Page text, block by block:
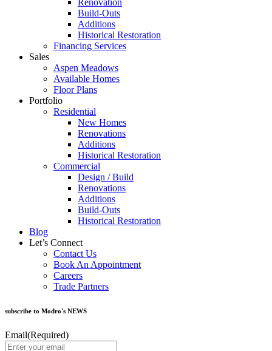
Renovation
Build-Outs
Additions
Historical Restoration
Financing Services
Sales
Aspen Meadows
Available Homes
Floor Plans
Portfolio
Residential
New Homes
Renovations
Additions
Historical Restoration
Commercial
Design / Build
Renovations
Additions
Build-Outs
Historical Restoration
Blog
Let’s Connect
Contact Us
Book An Appointment
Careers
Trade Partners
subscribe to Modro's NEWS
Email(Required)